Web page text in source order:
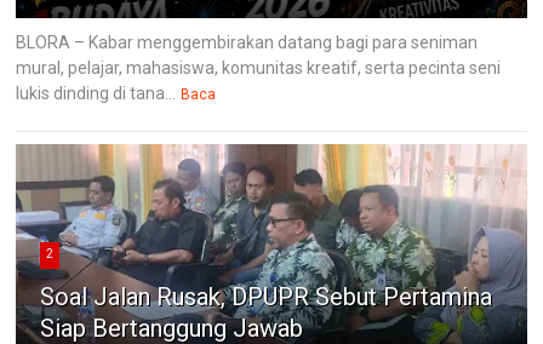
BLORA – Kabar menggembirakan datang bagi para seniman
mural, pelajar, mahasiswa, komunitas kreatif, serta pecinta seni
lukis dinding di tana...
Baca
2
Soal Jalan Rusak, DPUPR Sebut Pertamina
Siap Bertanggung Jawab